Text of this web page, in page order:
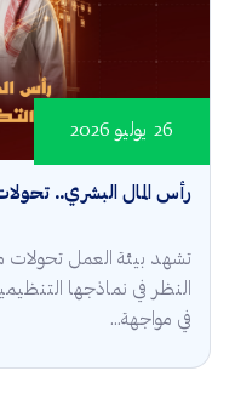
رأس المال البشري..
26 يوليو 2026
تشهد بيئة العمل
النظر في نماذجها
في مواجهة...